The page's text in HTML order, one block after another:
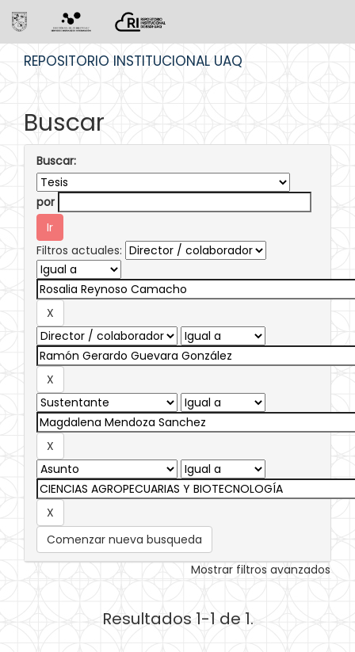
REPOSITORIO INSTITUCIONAL UAQ
Buscar
Buscar:
por
Filtros actuales:
Comenzar nueva busqueda
Mostrar filtros avanzados
Resultados 1-1 de 1.